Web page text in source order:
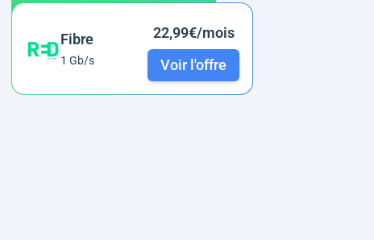
Fibre
1 Gb/s
22,99€/mois
Voir l'offre